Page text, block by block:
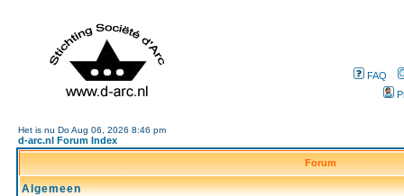
FAQ
Het is nu Do Aug 06, 2026 8:46 pm
d-arc.nl Forum Index
Forum
Algemeen